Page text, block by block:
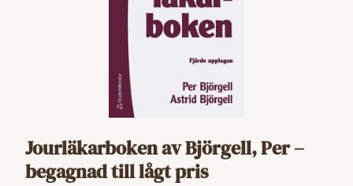
Jourläkarboken av Björgell, Per –
begagnad till lågt pris